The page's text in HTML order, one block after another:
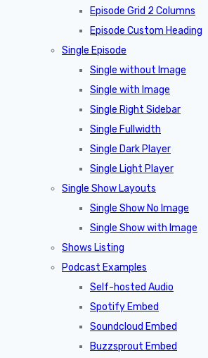
Episode Grid 2 Columns
Episode Custom Heading
Single Episode
Single without Image
Single with Image
Single Right Sidebar
Single Fullwidth
Single Dark Player
Single Light Player
Single Show Layouts
Single Show No Image
Single Show with Image
Shows Listing
Podcast Examples
Self-hosted Audio
Spotify Embed
Soundcloud Embed
Buzzsprout Embed